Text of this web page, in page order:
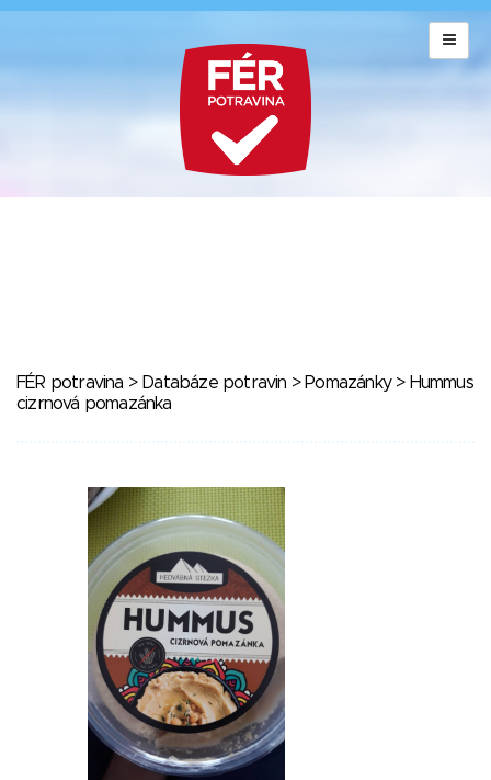
FÉR potravina > Databáze potravin > Pomazánky> Hummus
cizrnová pomazánka